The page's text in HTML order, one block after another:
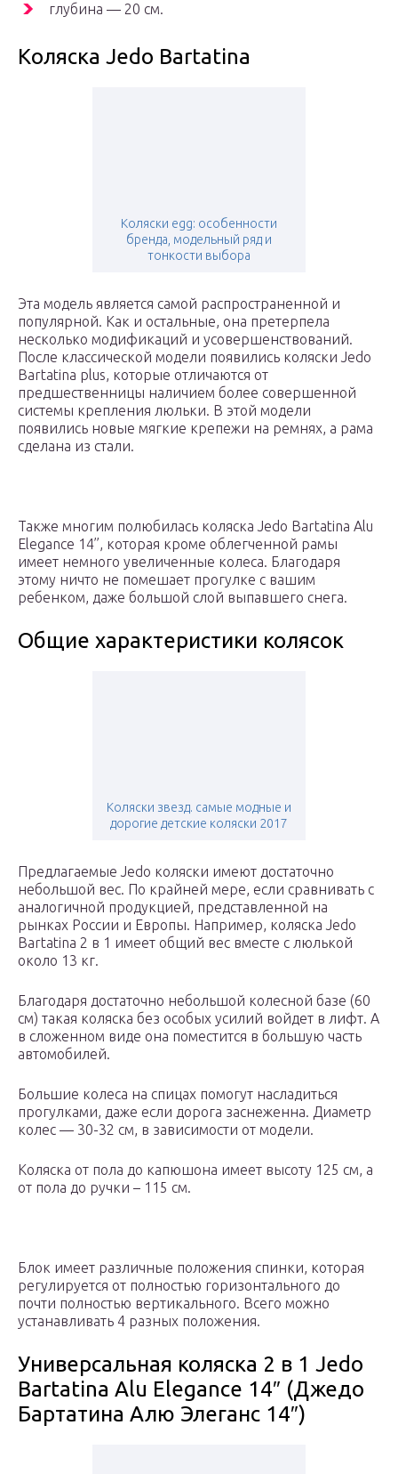
глубина — 20 см.
Коляска Jedo Bartatina
Коляски egg: особенности
бренда, модельный ряд и
тонкости выбора
Эта модель является самой распространенной и
популярной. Как и остальные, она претерпела
несколько модификаций и усовершенствований.
После классической модели появились коляски Jedo
Bartatina plus, которые отличаются от
предшественницы наличием более совершенной
системы крепления люльки. В этой модели
появились новые мягкие крепежи на ремнях, а рама
сделана из стали.
Также многим полюбилась коляска Jedo Bartatina Alu
Elegance 14’’, которая кроме облегченной рамы
имеет немного увеличенные колеса. Благодаря
этому ничто не помешает прогулке с вашим
ребенком, даже большой слой выпавшего снега.
Общие характеристики колясок
Коляски звезд. самые модные и
дорогие детские коляски 2017
Предлагаемые Jedo коляски имеют достаточно
небольшой вес. По крайней мере, если сравнивать с
аналогичной продукцией, представленной на
рынках России и Европы. Например, коляска Jedo
Bartatina 2 в 1 имеет общий вес вместе с люлькой
около 13 кг.
Благодаря достаточно небольшой колесной базе (60
см) такая коляска без особых усилий войдет в лифт. А
в сложенном виде она поместится в большую часть
автомобилей.
Большие колеса на спицах помогут насладиться
прогулками, даже если дорога заснеженна. Диаметр
колес — 30-32 см, в зависимости от модели.
Коляска от пола до капюшона имеет высоту 125 см, а
от пола до ручки – 115 см.
Блок имеет различные положения спинки, которая
регулируется от полностью горизонтального до
почти полностью вертикального. Всего можно
устанавливать 4 разных положения.
Универсальная коляска 2 в 1 Jedo
Bartatina Alu Elegance 14″ (Джедо
Бартатина Алю Элеганс 14″)